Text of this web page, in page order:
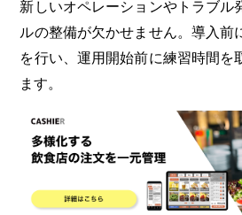
新しいオペレーションやトラブル
ルの整備が欠かせません。導入前
を行い、運用開始前に練習時間を
ます。